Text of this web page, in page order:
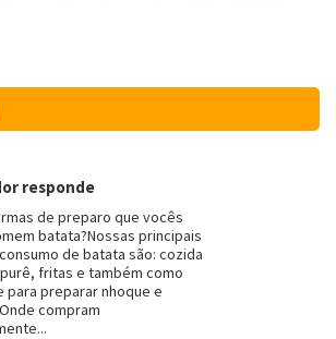
responde
de preparo que vocês
batata?Nossas principais
de batata são: cozida
fritas e também como
para preparar nhoque e
compram